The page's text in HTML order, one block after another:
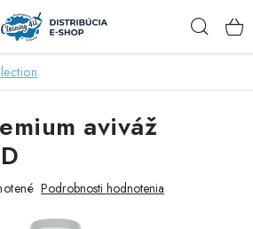
aviváž
Podrobnosti hodnotenia